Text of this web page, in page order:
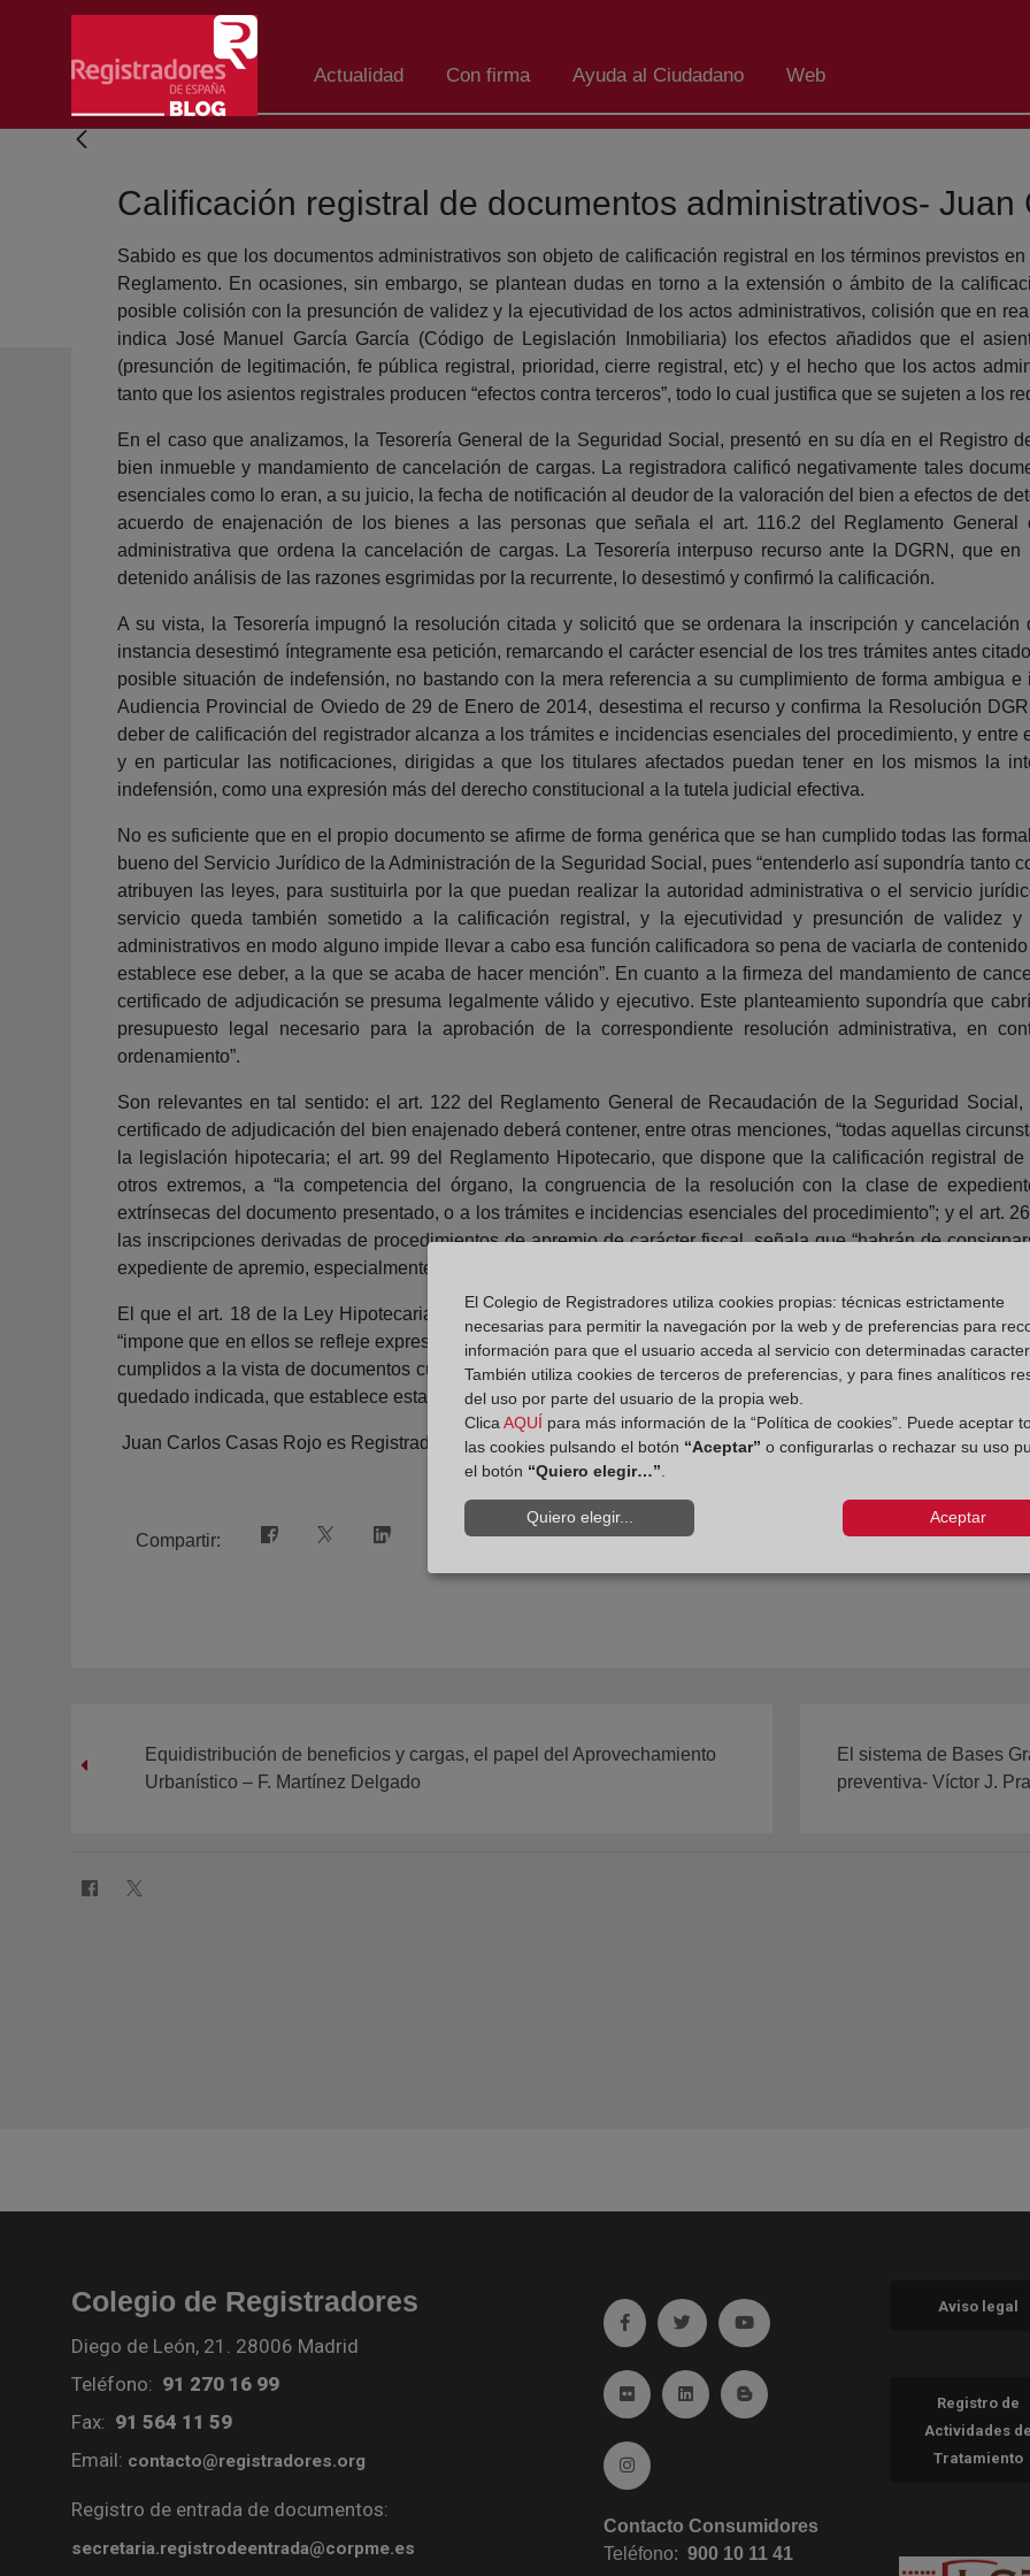
Saltar al contenido principal
Actualidad Con firma Ayuda al Ciudadano Web
Calificación registral de documentos administrativos- Juan
Sabido es que los documentos administrativos son objeto de calificación registral en los términos previstos
Reglamento. En ocasiones, sin embargo, se plantean dudas en torno a la extensión o ámbito de la
posible colisión con la presunción de validez y la ejecutividad de los actos administrativos, colisión que en
indica José Manuel García García (Código de Legislación Inmobiliaria) los efectos añadidos que el
(presunción de legitimación, fe pública registral, prioridad, cierre registral, etc) y el hecho que los actos
tanto que los asientos registrales producen “efectos contra terceros”, todo lo cual justifica que se sujeten a los
En el caso que analizamos, la Tesorería General de la Seguridad Social, presentó en su día en el Registro
bien inmueble y mandamiento de cancelación de cargas. La registradora calificó negativamente tales
esenciales como lo eran, a su juicio, la fecha de notificación al deudor de la valoración del bien a efectos de
acuerdo de enajenación de los bienes a las personas que señala el art. 116.2 del Reglamento
administrativa que ordena la cancelación de cargas. La Tesorería interpuso recurso ante la DGRN, que
detenido análisis de las razones esgrimidas por la recurrente, lo desestimó y confirmó la calificación.
A su vista, la Tesorería impugnó la resolución citada y solicitó que se ordenara la inscripción y
instancia desestimó íntegramente esa petición, remarcando el carácter esencial de los tres trámites antes
posible situación de indefensión, no bastando con la mera referencia a su cumplimiento de forma ambigua
Audiencia Provincial de Oviedo de 29 de Enero de 2014, desestima el recurso y confirma la Resolución
deber de calificación del registrador alcanza a los trámites e incidencias esenciales del procedimiento, y
y en particular las notificaciones, dirigidas a que los titulares afectados puedan tener en los mismos la
indefensión, como una expresión más del derecho constitucional a la tutela judicial efectiva.
No es suficiente que en el propio documento se afirme de forma genérica que se han cumplido todas las
bueno del Servicio Jurídico de la Administración de la Seguridad Social, pues “entenderlo así supondría tanto
atribuyen las leyes, para sustituirla por la que puedan realizar la autoridad administrativa o el servicio
servicio queda también sometido a la calificación registral, y la ejecutividad y presunción de validez
administrativos en modo alguno impide llevar a cabo esa función calificadora so pena de vaciarla de
establece ese deber, a la que se acaba de hacer mención”. En cuanto a la firmeza del mandamiento de
certificado de adjudicación se presuma legalmente válido y ejecutivo. Este planteamiento supondría que
presupuesto legal necesario para la aprobación de la correspondiente resolución administrativa, en
ordenamiento”.
Son relevantes en tal sentido: el art. 122 del Reglamento General de Recaudación de la Seguridad
certificado de adjudicación del bien enajenado deberá contener, entre otras menciones, “todas aquellas
la legislación hipotecaria; el art. 99 del Reglamento Hipotecario, que dispone que la calificación registral
otros extremos, a “la competencia del órgano, la congruencia de la resolución con la clase de
extrínsecas del documento presentado, o a los trámites e incidencias esenciales del procedimiento”; y el art.
las inscripciones derivadas de procedimientos de apremio de carácter fiscal, señala que “habrán de
expediente de apremio, especialmente la citación al deudor y las notificaciones a terceros poseedores o
El que el art. 18 de la Ley Hipotecaria y el art. 98 de su Reglamento señalen que la calificación deberá
“impone que en ellos se refleje expresamente la observancia de esos trámites esenciales, a fin de que el
cumplidos a la vista de documentos cuya inscripción se solicita. El cumplimiento del deber de calificación
quedado indicada, que establece esta obligación, fundamental en el ejercicio de esta concreta función pública”.
Juan Carlos Casas Rojo es Registrador de la Propiedad
Compartir:
Equidistribución de beneficios y cargas, el papel del Aprovechamiento
Urbanístico – F. Martínez Delgado
El sistema de Bases
preventiva- Víctor J.
Colegio de Registradores
Diego de León, 21. 28006 Madrid
Teléfono: 91 270 16 99
Fax: 91 564 11 59
Email: contacto@registradores.org
Registro de entrada de documentos:
secretaria.registrodeentrada@corpme.es
Ir a facebook (abre en ventana nueva)
Ir a twitter (abre en ventana nueva)
Ir a YouTube (abre en ventana nueva)
Ir a Flickr (abre en ventana nueva)
Ir a Linkedin (abre en ventana nueva)
Ir al Blog (abre en ventana nueva)
Ir a Instagram (abre en ventana nueva)
Contacto Consumidores
Teléfono:900 10 11 41
Aviso legal
Registro de
Actividades de
Tratamiento
El Colegio de Registradores utiliza cookies propias: técnicas estrictamente
necesarias para permitir la navegación por la web y de preferencias para
información para que el usuario acceda al servicio con determinadas
También utiliza cookies de terceros de preferencias, y para fines analíticos
del uso por parte del usuario de la propia web.
Clica AQUÍ para más información de la “Política de cookies”. Puede aceptar
las cookies pulsando el botón “Aceptar” o configurarlas o rechazar su uso
el botón “Quiero elegir…”
Quiero elegir... Aceptar